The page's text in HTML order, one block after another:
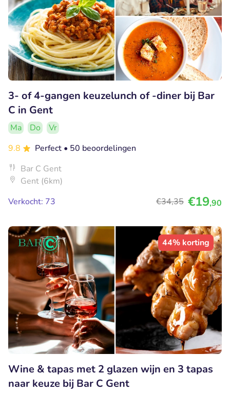
3- of 4-gangen keuzelunch of -diner bij Bar
C in Gent
Ma Do
Vr
9.8
Perfect • 50 beoordelingen
Bar C Gent
Gent (6km)
Verkocht: 73
€34,35 €19,90
44% korting
Wine & tapas met 2 glazen wijn en 3 tapas
naar keuze bij Bar C Gent